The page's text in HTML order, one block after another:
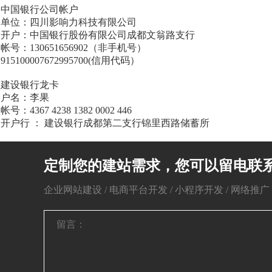
中国银行公司帐户
单位：四川影响力科技有限公司
开户：中国银行股份有限公司成都文翁路支行
帐号：130651656902（非手机号）
915100007672995700(信用代码）
建设银行龙卡
户名：李果
帐号：4367 4238 1382 0002 446
开户行 ： 建设银行成都第二支行锦里西路储蓄所
定制您的建站需求，您可以留电联
企业网站建设 / 电商平台开发 / 小程序开发 / 网络推广